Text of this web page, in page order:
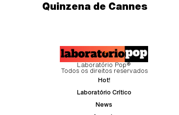
Quinzena de Cannes
Laboratório Pop®
Todos os direitos reservados
Hot!
Laboratório Crítico
News